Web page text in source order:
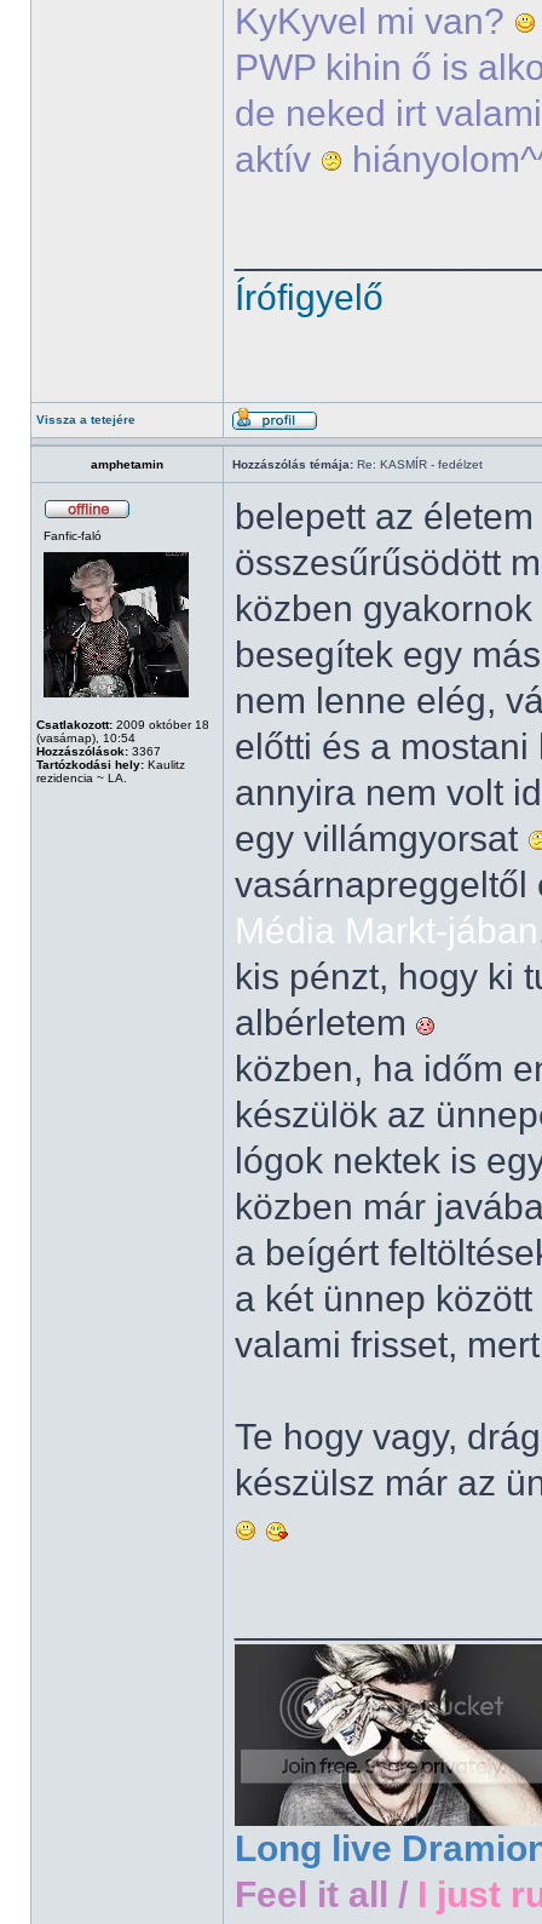
KyKyvel mi van?
PWP kihin ő is
de neked irt
aktív
Írófigyelő
Vissza a tetejére
amphetamin Hozzászólás témája: Re: KASMÍR - fedélzet
Fanfic-faló
Csatlakozott: 2009 október 18
(vasárnap), 10:54
Hozzászólások: 3367
Tartózkodási hely: Kaulitz
rezidencia ~ LA.
belepett az életem
összesűrűsödött
közben
besegítek egy
nem lenne elég,
előtti és a
annyira nem volt
egy villámgyorsat
vasárnapreggeltől
Média Markt-jában
kis pénzt, hogy ki
albérletem
közben, ha időm
készülök az
lógok nektek is
közben már
a beígért
a két ünnep
valami frisset,
Te hogy vagy,
készülsz már az
Long live
Feel it all / I just